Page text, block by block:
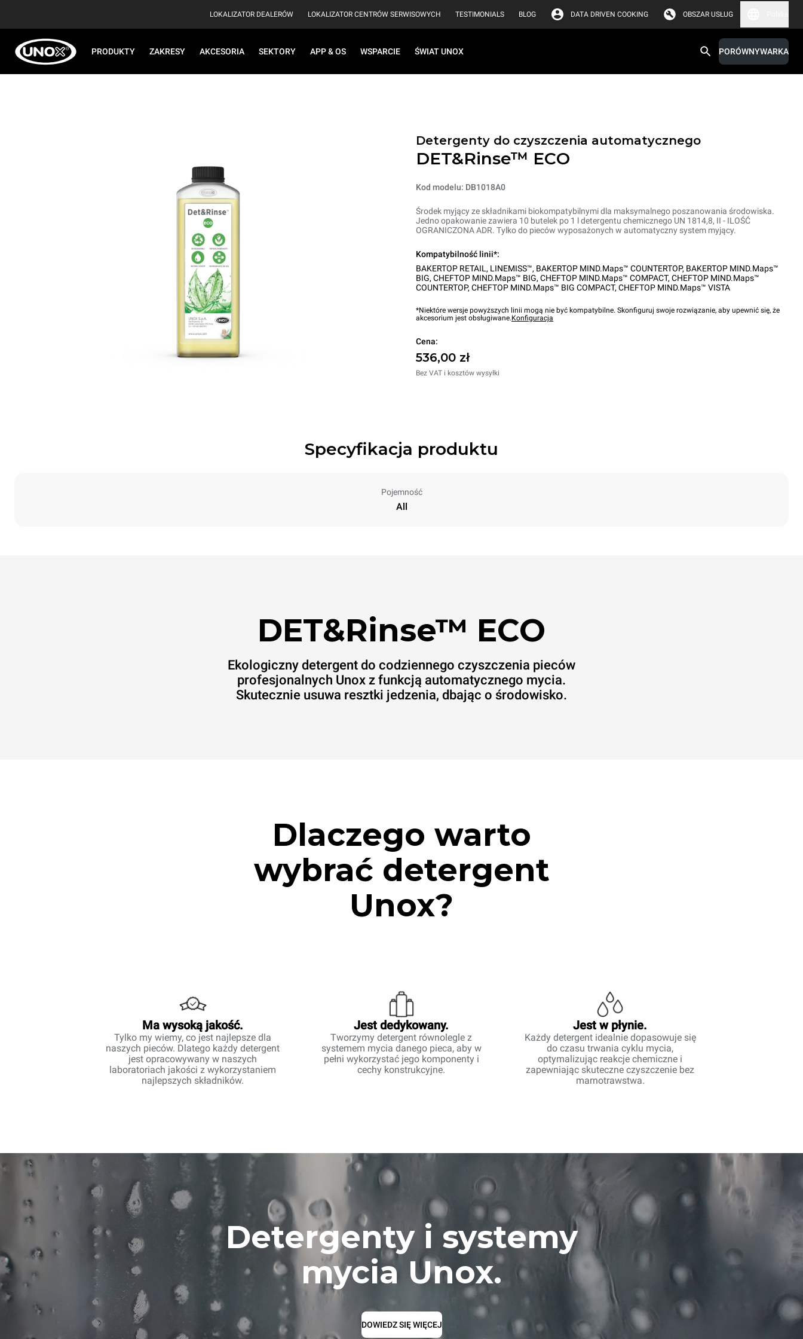
LOKALIZATOR DEALERÓW LOKALIZATOR CENTRÓW SERWISOWYCH TESTIMONIALS BLOG DATA DRIVEN COOKING OBSZAR USŁUG
PRODUKTY ZAKRESY AKCESORIA SEKTORY APP & OS WSPARCIE ŚWIAT UNOX PORÓWNYWARKA
Detergenty do czyszczenia automatycznego
DET&Rinse™ ECO
Kod modelu: DB1018A0
Środek myjący ze składnikami biokompatybilnymi dla maksymalnego poszanowania środowiska.
Jedno opakowanie zawiera 10 butelek po 1 l detergentu chemicznego UN 1814,8, II - ILOŚĆ
OGRANICZONA ADR. Tylko do pieców wyposażonych w automatyczny system myjący.
Kompatybilność linii*:
BAKERTOP RETAIL , LINEMISS™, BAKERTOP MIND.Maps™ COUNTERTOP, BAKERTOP MIND.Maps™
BIG, CHEFTOP MIND.Maps™ BIG, CHEFTOP MIND.Maps™ COMPACT, CHEFTOP MIND.Maps™
COUNTERTOP, CHEFTOP MIND.Maps™ BIG COMPACT, CHEFTOP MIND.Maps™ VISTA
*Niektóre wersje powyższych linii mogą nie być kompatybilne. Skonfiguruj swoje rozwiązanie, aby upewnić się, że
akcesorium jest obsługiwane.Konfiguracja
Cena:
536,00 zł
Bez VAT i kosztów wysyłki
Specyfikacja produktu
Pojemność
All
DET&Rinse™ ECO
Ekologiczny detergent do codziennego czyszczenia pieców
profesjonalnych Unox z funkcją automatycznego mycia.
Skutecznie usuwa resztki jedzenia, dbając o środowisko.
Dlaczego warto
wybrać detergent
Unox?
Ma wysoką jakość.
Tylko my wiemy, co jest najlepsze dla
naszych pieców. Dlatego każdy detergent
jest opracowywany w naszych
laboratoriach jakości z wykorzystaniem
najlepszych składników.
Jest dedykowany.
Tworzymy detergent równolegle z
systemem mycia danego pieca, aby w
pełni wykorzystać jego komponenty i
cechy konstrukcyjne.
Jest w płynie.
Każdy detergent idealnie dopasowuje się
do czasu trwania cyklu mycia,
optymalizując reakcje chemiczne i
zapewniając skuteczne czyszczenie bez
marnotrawstwa.
Detergenty i systemy
mycia Unox.
DOWIEDZ SIĘ WIĘCEJ